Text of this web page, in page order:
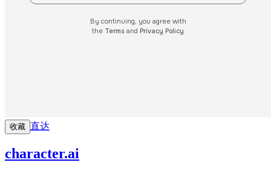
收藏 直达
character.ai